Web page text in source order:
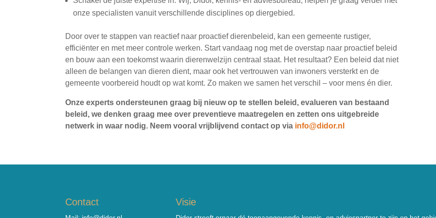
onze specialisten vanuit verschillende disciplines op diergebied.
Door over te stappen van reactief naar proactief dierenbeleid, kan een gemeente rustiger,
efficiënter en met meer controle werken. Start vandaag nog met de overstap naar proactief beleid
en bouw aan een toekomst waarin dierenwelzijn centraal staat. Het resultaat? Een beleid dat niet
alleen de belangen van dieren dient, maar ook het vertrouwen van inwoners versterkt en de
gemeente voorbereid houdt op wat komt. Zo maken we samen het verschil – voor mens én dier.
Onze experts ondersteunen graag bij nieuw op te stellen beleid, evalueren van bestaand
beleid, we denken graag mee over preventieve maatregelen en zetten ons uitgebreide
netwerk in waar nodig. Neem vooral vrijblijvend contact op via info@didor.nl
Contact Visie